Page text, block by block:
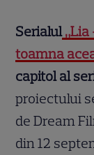
Serialul„Lia
toamna
capitol al
proiectului
de Dream
din 12